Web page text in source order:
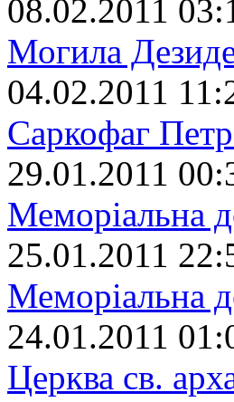
08.02.2011
Могила
04.02.2011
Саркофаг
29.01.2011
Меморіальна
25.01.2011
Меморіальна
24.01.2011
Церква св.